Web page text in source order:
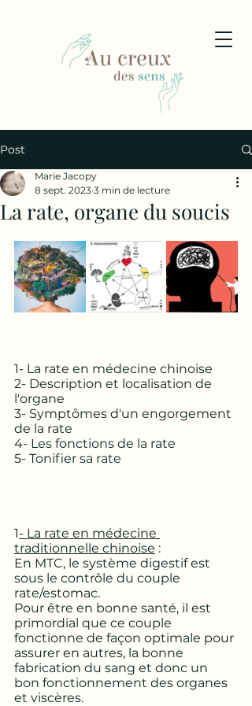
Post
La rate, organe du soucis
Marie Jacopy
8 sept. 2023 3 min de lecture
1- La rate en médecine chinoise
2- Description et localisation de
l'organe
3- Symptômes d'un engorgement
de la rate
4- Les fonctions de la rate
5- Tonifier sa rate
1- La rate en médecine
traditionnelle chinoise :
En MTC, le système digestif est
sous le contrôle du couple
rate/estomac.
Pour être en bonne santé, il est
primordial que ce couple
fonctionne de façon optimale pour
assurer en autres, la bonne
fabrication du sang et donc un
bon fonctionnement des organes
et viscères.